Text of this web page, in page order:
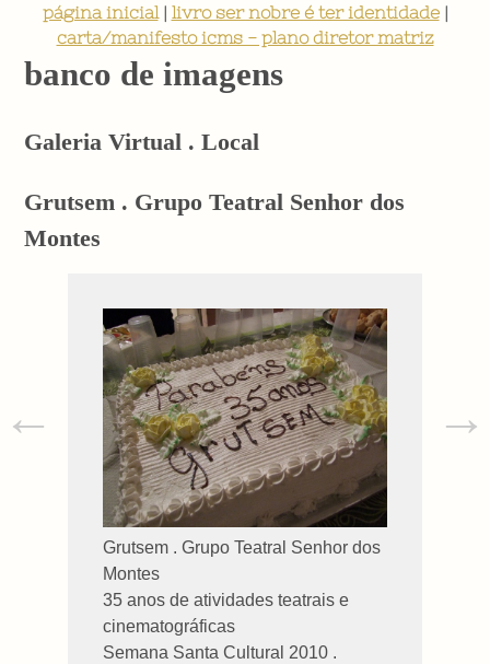
página inicial| livro ser nobre é ter identidade|
carta/manifesto icms - plano diretor matriz
banco de imagens
Galeria Virtual . Local
Grutsem . Grupo Teatral Senhor dos
Montes
Grutsem . Grupo Teatral Senhor dos
Montes
35 anos de atividades teatrais e
cinematográficas
Semana Santa Cultural 2010 .
← →